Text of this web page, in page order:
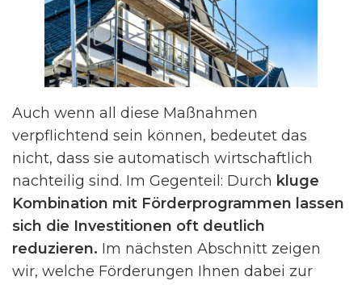
Auch wenn all diese Maßnahmen
verpflichtend sein können, bedeutet das
nicht, dass sie automatisch wirtschaftlich
nachteilig sind. Im Gegenteil: Durch kluge
Kombination mit Förderprogrammen lassen
sich die Investitionen oft deutlich
reduzieren. Im nächsten Abschnitt zeigen
wir, welche Förderungen Ihnen dabei zur